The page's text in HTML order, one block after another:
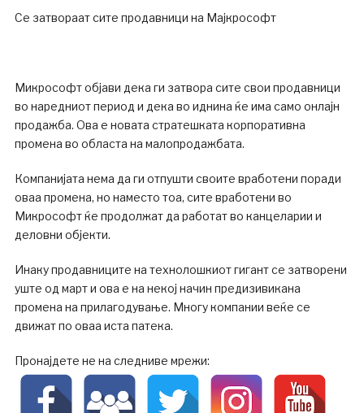
Се затвораат сите продавници на Мајкрософт
Микрософт објави дека ги затвора сите свои продавници
во наредниот период и дека во иднина ќе има само онлајн
продажба. Ова е новата стратешката корпоративна
промена во областа на малопродажбата.
Компанијата нема да ги отпушти своите вработени поради
оваа промена, но наместо тоа, сите вработени во
Микрософт ќе продолжат да работат во канцеларии и
деловни објекти.
Инаку продавниците на технолошкиот гигант се затворени
уште од март и ова е на некој начин предизивикана
промена на прилагодување. Многу компании веќе се
движат по оваа иста патека.
Пронајдете не на следниве мрежи: